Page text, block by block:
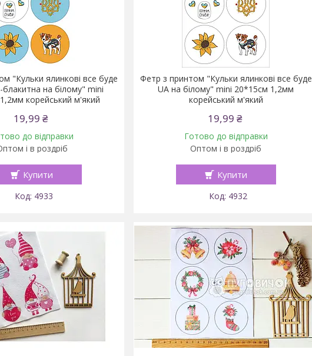
"Кульки ялинкові все буде
на білому" mini
корейський м'який
19,99 ₴
до відправки
і в роздріб
Купити
4933
Фетр з принтом "Кульки ялинкові все буде
UA на білому" mini 20*15см 1,2мм
корейський м'який
19,99 ₴
Готово до відправки
Оптом і в роздріб
Купити
4932